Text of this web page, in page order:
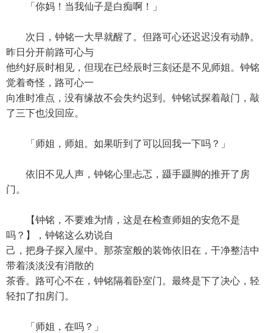
「你妈！当我仙子是白痴啊！」
次日，钟铭一大早就醒了。但路可心还迟迟没有动静。
昨日分开前路可心与
他约好辰时相见，但现在已经辰时三刻还是不见师姐。钟铭
觉着奇怪，路可心一
向准时准点，没有缘故不会失约迟到。钟铭试探着敲门，敲
了三下也没回应。
「师姐，师姐。如果听到了可以回我一下吗？」
依旧不见人声，钟铭心里忐忑，蹑手蹑脚的推开了房
门。
【钟铭，不要难为情，这是在检查师姐的安危不是
吗？】，钟铭这么劝说自
己，把身子探入屋中。那茶室般的装饰依旧在，干净整洁中
带着淡淡没有消散的
茶香。路可心不在，钟铭隔着卧室门。最终是下了决心，轻
轻扣了扣房门。
「师姐，在吗？」